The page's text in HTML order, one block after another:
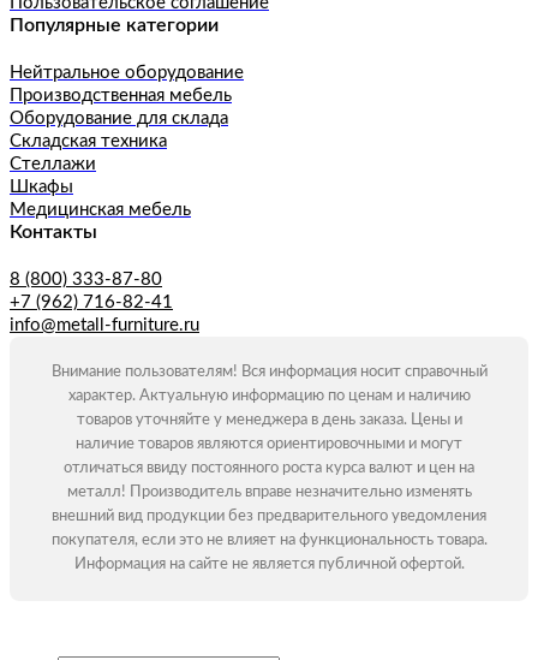
Популярные категории
Нейтральное оборудование
Производственная мебель
Оборудование для склада
Складская техника
Стеллажи
Шкафы
Медицинская мебель
Контакты
8 (800) 333-87-80
+7 (962) 716-82-41
info@metall-furniture.ru
Внимание пользователям! Вся информация носит справочный
характер. Актуальную информацию по ценам и наличию
товаров уточняйте у менеджера в день заказа. Цены и
наличие товаров являются ориентировочными и могут
отличаться ввиду постоянного роста курса валют и цен на
металл! Производитель вправе незначительно изменять
внешний вид продукции без предварительного уведомления
покупателя, если это не влияет на функциональность товара.
Информация на сайте не является публичной офертой.